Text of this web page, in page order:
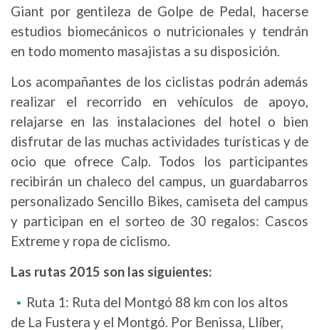
Giant por gentileza de Golpe de Pedal, hacerse
estudios biomecánicos o nutricionales y tendrán
en todo momento masajistas a su disposición.
Los acompañantes de los ciclistas podrán además
realizar el recorrido en vehículos de apoyo,
relajarse en las instalaciones del hotel o bien
disfrutar de las muchas actividades turísticas y de
ocio que ofrece Calp. Todos los participantes
recibirán un chaleco del campus, un guardabarros
personalizado Sencillo Bikes, camiseta del campus
y participan en el sorteo de 30 regalos: Cascos
Extreme y ropa de ciclismo.
Las rutas 2015 son las siguientes:
Ruta 1: Ruta del Montgó 88 km con los altos
de La Fustera y el Montgó. Por Benissa, Llíber,